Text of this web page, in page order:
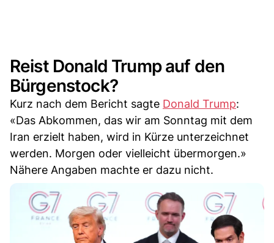
Reist Donald Trump auf den
Bürgenstock?
Kurz nach dem Bericht sagte Donald Trump:
«Das Abkommen, das wir am Sonntag mit dem
Iran erzielt haben, wird in Kürze unterzeichnet
werden. Morgen oder vielleicht übermorgen.»
Nähere Angaben machte er dazu nicht.